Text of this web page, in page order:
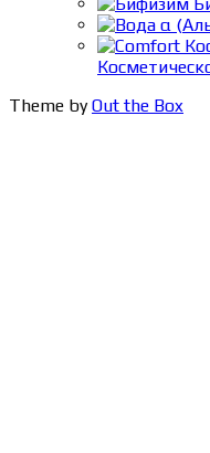
Theme byOut the Box